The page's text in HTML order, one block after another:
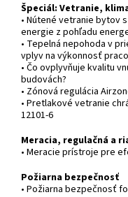
Špeciál: Vetranie,
• Nútené vetranie bytov
energie z pohľadu
• Tepelná nepohoda v
vplyv na výkonnosť
• Čo ovplyvňuje kvalitu
budovách?
• Zónová regulácia
• Pretlakové vetranie
12101-6
Meracia, regulačná a
• Meracie prístroje pre
Požiarna bezpečnosť
• Požiarna bezpečnosť